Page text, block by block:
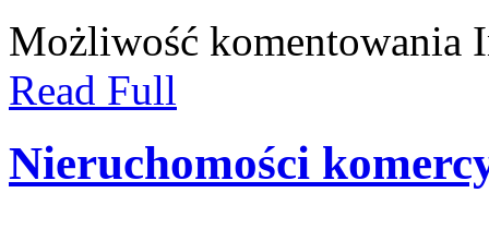
Możliwość komentowania
Read Full
Nieruchomości